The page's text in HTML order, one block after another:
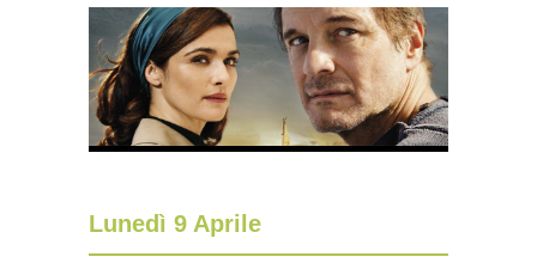
Lunedì 9 Aprile